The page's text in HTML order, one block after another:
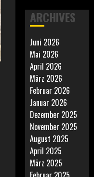
ARCHIVES
Juni 2026
Mai 2026
April 2026
März 2026
Februar 2026
Januar 2026
Dezember 2025
November 2025
August 2025
April 2025
März 2025